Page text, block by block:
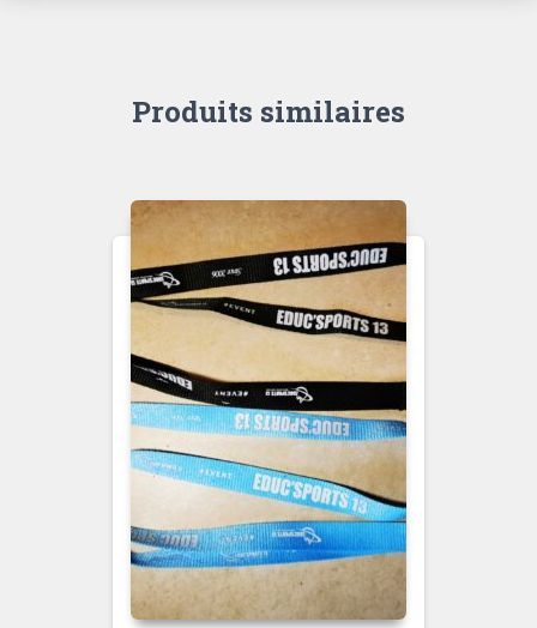
Produits similaires